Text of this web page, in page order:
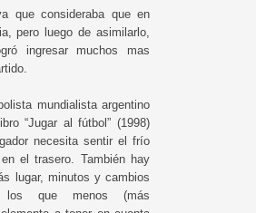
que consideraba que en
pero luego de asimilarlo,
ingresar muchos mas
mundialista argentino
“Jugar al fútbol” (1998)
necesita sentir el frío
el trasero. También hay
lugar, minutos y cambios
que menos (más